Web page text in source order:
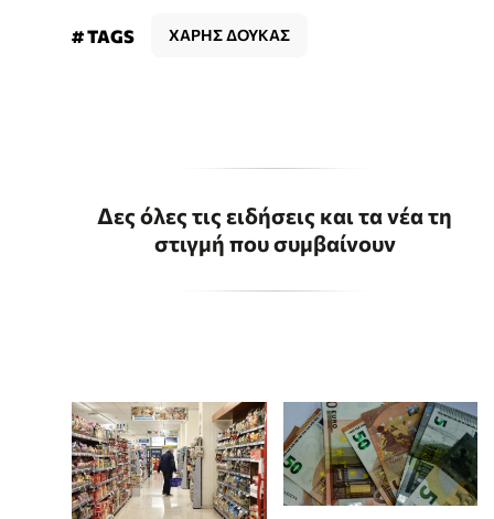
# TAGS ΧΑΡΗΣ ΔΟΥΚΑΣ
Δες όλες τις ειδήσεις και τα νέα τη
στιγμή που συμβαίνουν